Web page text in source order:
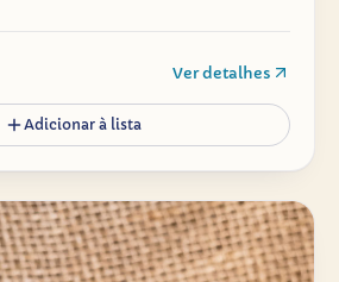
Ver detalhes
Adicionar à lista